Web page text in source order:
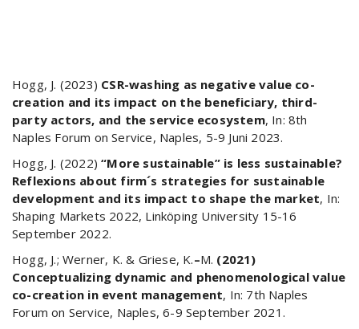
Hogg, J. (2023) CSR-washing as negative value co-
creation and its impact on the beneficiary, third-
party actors, and the service ecosystem, In: 8th
Naples Forum on Service, Naples, 5-9 Juni 2023.
Hogg, J. (2022) “More sustainable” is less sustainable?
Reflexions about firm´s strategies for sustainable
development and its impact to shape the market, In:
Shaping Markets 2022, Linköping University 15-16
September 2022.
Hogg, J.; Werner, K. & Griese, K.–M. (2021)
Conceptualizing dynamic and phenomenological value
co-creation in event management, In: 7th Naples
Forum on Service, Naples, 6-9 September 2021.